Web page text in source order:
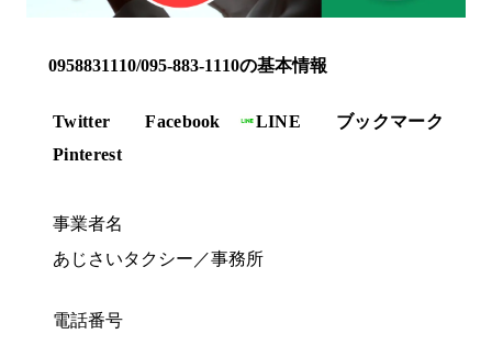
0958831110/095-883-1110の基本情報
Twitter Facebook LINE
ブックマーク
Pinterest
事業者名
あじさいタクシー／事務所
電話番号